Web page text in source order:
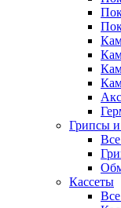
Грипсы и
Кассеты